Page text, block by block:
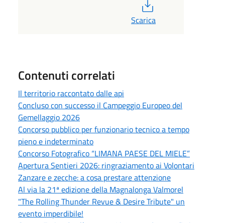
Scarica
Contenuti correlati
Il territorio raccontato dalle api
Concluso con successo il Campeggio Europeo del
Gemellaggio 2026
Concorso pubblico per funzionario tecnico a tempo
pieno e indeterminato
Concorso Fotografico “LIMANA PAESE DEL MIELE”
Apertura Sentieri 2026: ringraziamento ai Volontari
Zanzare e zecche: a cosa prestare attenzione
Al via la 21ª edizione della Magnalonga Valmorel
"The Rolling Thunder Revue & Desire Tribute" un
evento imperdibile!